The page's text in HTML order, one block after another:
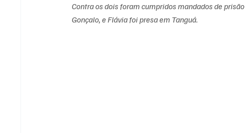
Entretenimento Serviço Eleições 2024
Contra os dois foram cumpridos mandados de
Gonçalo, e Flávia foi presa em Tanguá.